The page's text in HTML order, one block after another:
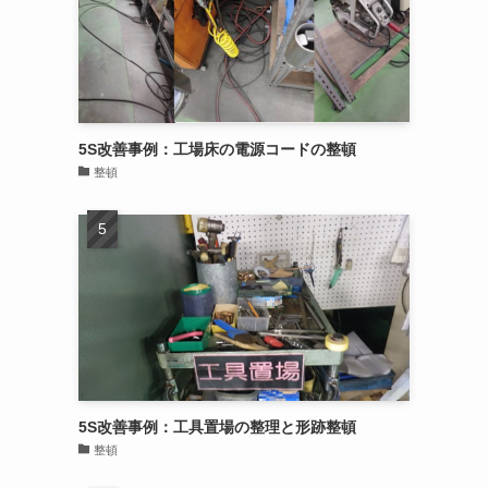
5S改善事例：工場床の電源コードの整頓
整頓
5S改善事例：工具置場の整理と形跡整頓
整頓